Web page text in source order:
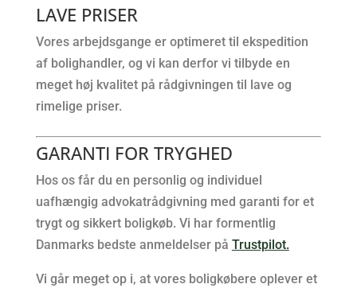
LAVE PRISER
Vores arbejdsgange er optimeret til ekspedition
af bolighandler, og vi kan derfor vi tilbyde en
meget høj kvalitet på rådgivningen til lave og
rimelige priser.
GARANTI FOR TRYGHED
Hos os får du en personlig og individuel
uafhængig advokatrådgivning med garanti for et
trygt og sikkert boligkøb. Vi har formentlig
Danmarks bedste anmeldelser på Trustpilot.
Vi går meget op i, at vores boligkøbere oplever et